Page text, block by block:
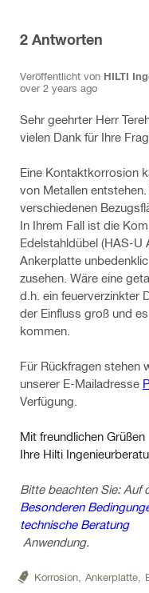
2 Antworten
Veröffentlicht von HILTI
over 2 years ago
Sehr geehrter Herr
vielen Dank für Ihre
Eine Kontaktkorrosion
von Metallen
verschiedenen
In Ihrem Fall ist die
Edelstahldübel (HAS-U
Ankerplatte
zusehen. Wäre eine
d.h. ein feuerverzinkter
der Einfluss groß und
kommen.
Für Rückfragen stehen
unserer E-Mailadresse
Verfügung.
Mit freundlichen Grüßen
Ihre Hilti
Bitte beachten Sie: Auf
Besonderen
technische Beratung
Anwendung.
Korrosion, Ankerplatte,